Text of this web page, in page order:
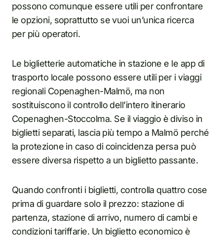
possono comunque essere utili per confrontare
le opzioni, soprattutto se vuoi un’unica ricerca
per più operatori.
Le biglietterie automatiche in stazione e le app di
trasporto locale possono essere utili per i viaggi
regionali Copenaghen-Malmö, ma non
sostituiscono il controllo dell’intero itinerario
Copenaghen-Stoccolma. Se il viaggio è diviso in
biglietti separati, lascia più tempo a Malmö perché
la protezione in caso di coincidenza persa può
essere diversa rispetto a un biglietto passante.
Quando confronti i biglietti, controlla quattro cose
prima di guardare solo il prezzo: stazione di
partenza, stazione di arrivo, numero di cambi e
condizioni tariffarie. Un biglietto economico è